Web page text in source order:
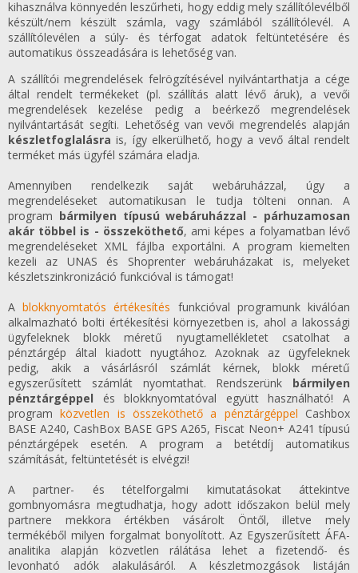
kihasználva könnyedén leszűrheti, hogy eddig mely szállítólevélből
készült/nem készült számla, vagy számlából szállítólevél. A
szállítólevélen a súly- és térfogat adatok feltüntetésére és
automatikus összeadására is lehetőség van.
A szállítói megrendelések felrögzítésével nyilvántarthatja a cége
által rendelt termékeket (pl. szállítás alatt lévő áruk), a vevői
megrendelések kezelése pedig a beérkező megrendelések
nyilvántartását segíti. Lehetőség van vevői megrendelés alapján
készletfoglalásra is, így elkerülhető, hogy a vevő által rendelt
terméket más ügyfél számára eladja.
Amennyiben rendelkezik saját webáruházzal, úgy a
megrendeléseket automatikusan le tudja tölteni onnan. A
program bármilyen típusú webáruházzal - párhuzamosan
akár többel is - összeköthető, ami képes a folyamatban lévő
megrendeléseket XML fájlba exportálni. A program kiemelten
kezeli az UNAS és Shoprenter webáruházakat is, melyeket
készletszinkronizáció funkcióval is támogat!
Ablokknyomtatós értékesítés funkcióval programunk kiválóan
alkalmazható bolti értékesítési környezetben is, ahol a lakossági
ügyfeleknek blokk méretű nyugtamellékletet csatolhat a
pénztárgép által kiadott nyugtához. Azoknak az ügyfeleknek
pedig, akik a vásárlásról számlát kérnek, blokk méretű
egyszerűsített számlát nyomtathat. Rendszerünk bármilyen
pénztárgéppel és blokknyomtatóval együtt használható! A
programközvetlen is összeköthető a pénztárgéppel Cashbox
BASE A240, CashBox BASE GPS A265, Fiscat Neon+ A241 típusú
pénztárgépek esetén. A program a betétdíj automatikus
számítását, feltüntetését is elvégzi!
A partner- és tételforgalmi kimutatásokat áttekintve
gombnyomásra megtudhatja, hogy adott időszakon belül mely
partnere mekkora értékben vásárolt Öntől, illetve mely
termékéből milyen forgalmat bonyolított. Az Egyszerűsített ÁFA-
analitika alapján közvetlen rálátása lehet a fizetendő- és
levonható adók alakulásáról. A készletmozgások listáján